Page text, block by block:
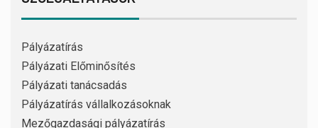
Pályázatírás
Pályázati Előminősítés
Pályázati tanácsadás
Pályázatírás vállalkozásoknak
Mezőgazdasági pályázatírás